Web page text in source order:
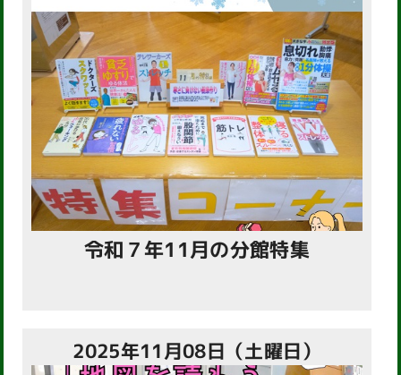
令和７年11月の分館特集
2025年11月08日（土曜日）